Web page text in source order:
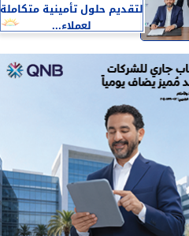
لتقديم حلول تأمينية متكاملة
لعملاء...